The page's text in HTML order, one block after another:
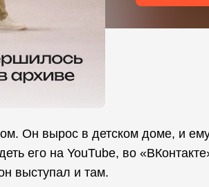
Он вырос в детском доме, и
его на YouTube, во
выступал и там.